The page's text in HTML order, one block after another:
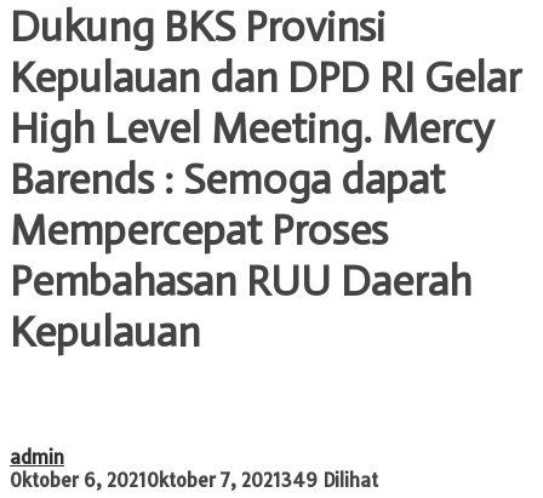
Dukung BKS Provinsi
Kepulauan dan DPD RI Gelar
High Level Meeting. Mercy
Barends : Semoga dapat
Mempercepat Proses
Pembahasan RUU Daerah
Kepulauan
admin
Oktober 6, 2021Oktober 7, 2021349 Dilihat